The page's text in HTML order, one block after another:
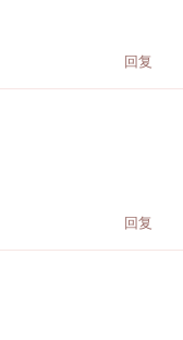
回复
回复